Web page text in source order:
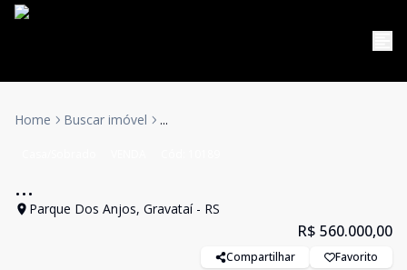
Home Buscar imóvel ...
...
Parque Dos Anjos, Gravataí - RS
R$ 560.000,00
Compartilhar Favorito